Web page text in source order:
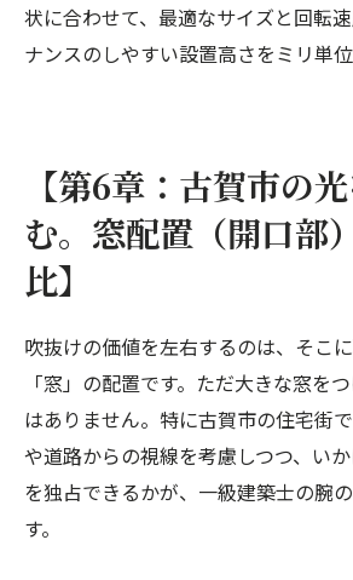
状に合わせて、最適なサイズと回転
ナンスのしやすい設置高さをミリ単位
【第6章：古賀市の
む。窓配置（開口部
比】
吹抜けの価値を左右するのは、そこ
「窓」の配置です。ただ大きな窓を
はありません。特に古賀市の住宅街
や道路からの視線を考慮しつつ、いか
を独占できるかが、一級建築士の腕
す。